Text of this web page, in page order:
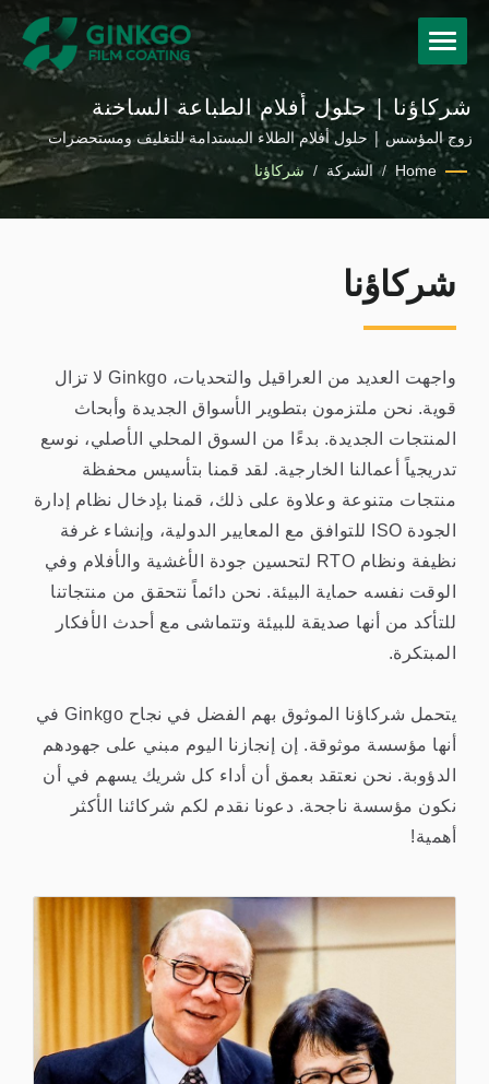
شركاؤنا | حلول أفلام الطباعة الساخنة
والتغليف المخصصة للعلامات التجارية العالمية
زوج المؤسس | حلول أفلام الطلاء المستدامة للتغليف ومستحضرات
التجميل والنسيج وتطبيقات السيارات
Home
/ الشركة / شركاؤنا
شركاؤنا
واجهت العديد من العراقيل والتحديات، Ginkgo لا تزال
قوية. نحن ملتزمون بتطوير الأسواق الجديدة وأبحاث
المنتجات الجديدة. بدءًا من السوق المحلي الأصلي، نوسع
تدريجياً أعمالنا الخارجية. لقد قمنا بتأسيس محفظة
منتجات متنوعة وعلاوة على ذلك، قمنا بإدخال نظام إدارة
الجودة ISO للتوافق مع المعايير الدولية، وإنشاء غرفة
نظيفة ونظام RTO لتحسين جودة الأغشية والأفلام وفي
الوقت نفسه حماية البيئة. نحن دائماً نتحقق من منتجاتنا
للتأكد من أنها صديقة للبيئة وتتماشى مع أحدث الأفكار
المبتكرة.
يتحمل شركاؤنا الموثوق بهم الفضل في نجاح Ginkgo في
أنها مؤسسة موثوقة. إن إنجازنا اليوم مبني على جهودهم
الدؤوبة. نحن نعتقد بعمق أن أداء كل شريك يسهم في أن
نكون مؤسسة ناجحة. دعونا نقدم لكم شركائنا الأكثر
أهمية!